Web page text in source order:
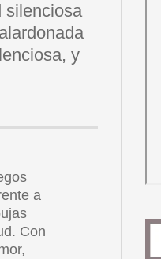
silenciosa
y
a
Con